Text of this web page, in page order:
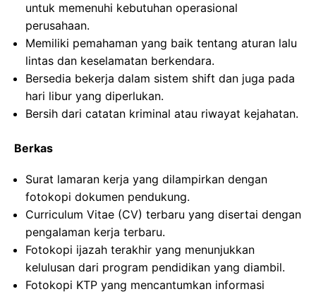
untuk memenuhi kebutuhan operasional
perusahaan.
Memiliki pemahaman yang baik tentang aturan lalu
lintas dan keselamatan berkendara.
Bersedia bekerja dalam sistem shift dan juga pada
hari libur yang diperlukan.
Bersih dari catatan kriminal atau riwayat kejahatan.
Berkas
Surat lamaran kerja yang dilampirkan dengan
fotokopi dokumen pendukung.
Curriculum Vitae (CV) terbaru yang disertai dengan
pengalaman kerja terbaru.
Fotokopi ijazah terakhir yang menunjukkan
kelulusan dari program pendidikan yang diambil.
Fotokopi KTP yang mencantumkan informasi